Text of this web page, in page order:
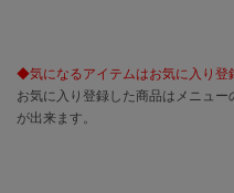
ETRÉ TOKYO
エトレトウキョウ
◆気になるアイテムはお気に入り登
お気に入り登録した商品はメニュ
が出来ます。